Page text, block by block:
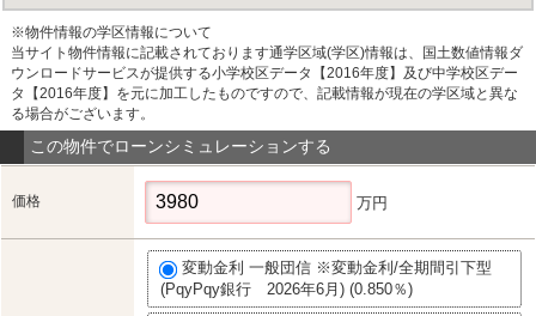
※物件情報の学区情報について
当サイト物件情報に記載されております通学区域(学区)情報は、国土数値情報ダ
ウンロードサービスが提供する小学校区データ【2016年度】及び中学校区デー
タ【2016年度】を元に加工したものですので、記載情報が現在の学区域と異な
る場合がございます。
この物件でローンシミュレーションする
価格 万円
変動金利 一般団信 ※変動金利/全期間引下型
(PqyPqy銀行 2026年6月) (0.850％)